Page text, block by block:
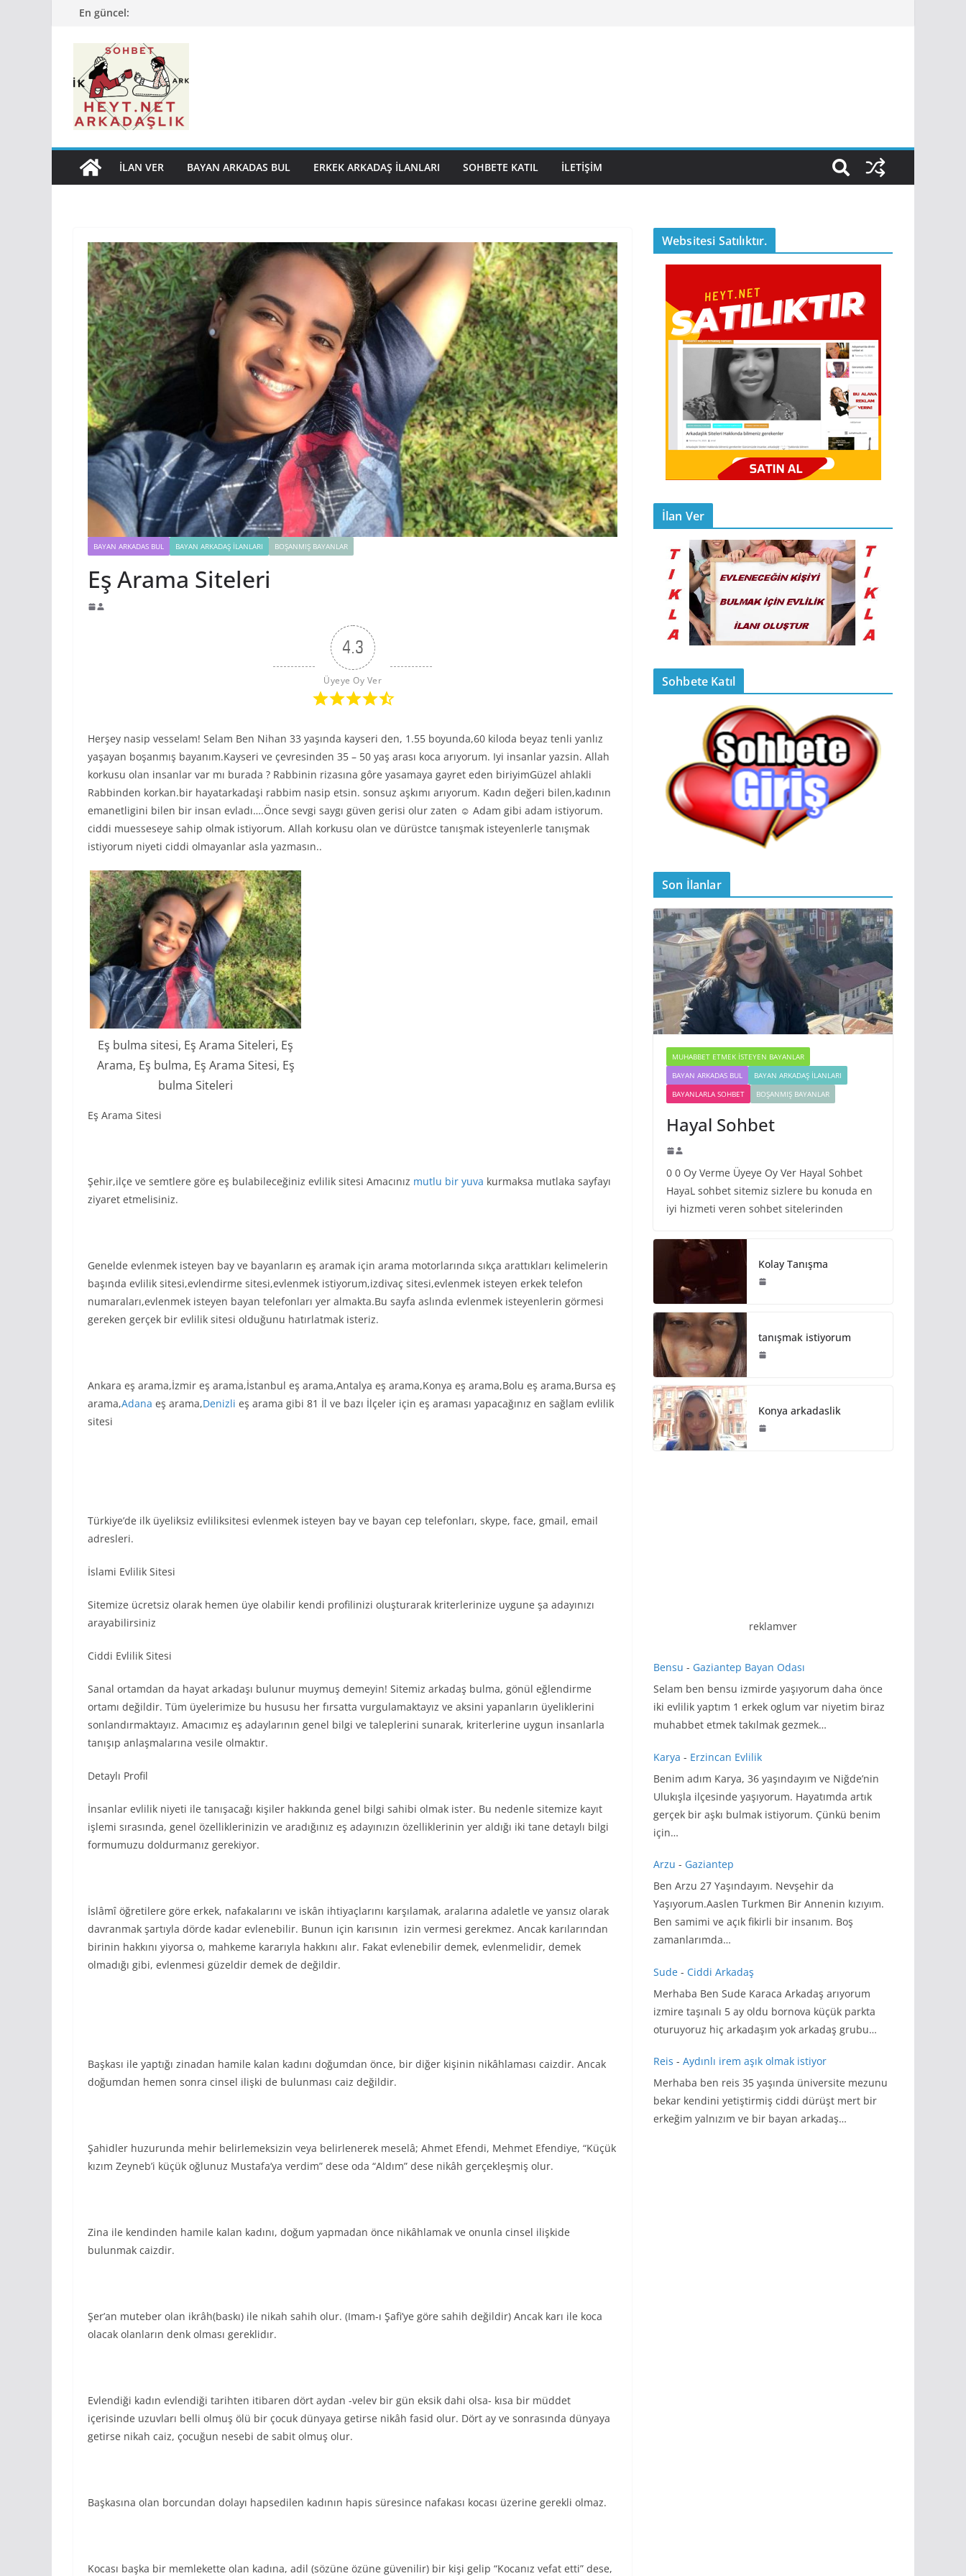
En güncel:
İLAN VER BAYAN ARKADAS BUL ERKEK ARKADAŞ İLANLARI SOHBETE KATIL İLETIŞIM
BAYAN ARKADAS BUL BAYAN ARKADAŞ İLANLARI BOŞANMIŞ BAYANLAR
Eş Arama Siteleri
4.3
Üyeye Oy Ver
Herşey nasip vesselam! Selam Ben Nihan 33 yaşında kayseri den, 1.55 boyunda,60 kiloda beyaz tenli yanlız
yaşayan boşanmış bayanım.Kayseri ve çevresinden 35 – 50 yaş arası koca arıyorum. Iyi insanlar yazsin. Allah
korkusu olan insanlar var mı burada ? Rabbinin rizasına gôre yasamaya gayret eden biriyimGüzel ahlakli
Rabbinden korkan.bir hayatarkadaşi rabbim nasip etsin. sonsuz aşkımı arıyorum. Kadın değeri bilen,kadının
emanetligini bilen bir insan evladı….Önce sevgi saygı güven gerisi olur zaten ☺️ Adam gibi adam istiyorum.
ciddi muesseseye sahip olmak istiyorum. Allah korkusu olan ve dürüstce tanışmak isteyenlerle tanışmak
istiyorum niyeti ciddi olmayanlar asla yazmasın..
Eş bulma sitesi, Eş Arama Siteleri, Eş
Arama, Eş bulma, Eş Arama Sitesi, Eş
bulma Siteleri
Eş Arama Sitesi
Şehir,ilçe ve semtlere göre eş bulabileceğiniz evlilik sitesi Amacınız mutlu bir yuva kurmaksa mutlaka sayfayı
ziyaret etmelisiniz.
Genelde evlenmek isteyen bay ve bayanların eş aramak için arama motorlarında sıkça arattıkları kelimelerin
başında evlilik sitesi,evlendirme sitesi,evlenmek istiyorum,izdivaç sitesi,evlenmek isteyen erkek telefon
numaraları,evlenmek isteyen bayan telefonları yer almakta.Bu sayfa aslında evlenmek isteyenlerin görmesi
gereken gerçek bir evlilik sitesi olduğunu hatırlatmak isteriz.
Ankara eş arama,İzmir eş arama,İstanbul eş arama,Antalya eş arama,Konya eş arama,Bolu eş arama,Bursa eş
arama,Adana eş arama,Denizli eş arama gibi 81 İl ve bazı İlçeler için eş araması yapacağınız en sağlam evlilik
sitesi
Türkiye’de ilk üyeliksiz evliliksitesi evlenmek isteyen bay ve bayan cep telefonları, skype, face, gmail, email
adresleri.
İslami Evlilik Sitesi
Sitemize ücretsiz olarak hemen üye olabilir kendi profilinizi oluşturarak kriterlerinize uygune şa adayınızı
arayabilirsiniz
Ciddi Evlilik Sitesi
Sanal ortamdan da hayat arkadaşı bulunur muymuş demeyin! Sitemiz arkadaş bulma, gönül eğlendirme
ortamı değildir. Tüm üyelerimize bu hususu her fırsatta vurgulamaktayız ve aksini yapanların üyeliklerini
sonlandırmaktayız. Amacımız eş adaylarının genel bilgi ve taleplerini sunarak, kriterlerine uygun insanlarla
tanışıp anlaşmalarına vesile olmaktır.
Detaylı Profil
İnsanlar evlilik niyeti ile tanışacağı kişiler hakkında genel bilgi sahibi olmak ister. Bu nedenle sitemize kayıt
işlemi sırasında, genel özelliklerinizin ve aradığınız eş adayınızın özelliklerinin yer aldığı iki tane detaylı bilgi
formumuzu doldurmanız gerekiyor.
İslâmî öğretilere göre erkek, nafakalarını ve iskân ihtiyaçlarını karşılamak, aralarına adaletle ve yansız olarak
davranmak şartıyla dörde kadar evlenebilir. Bunun için karısının izin vermesi gerekmez. Ancak karılarından
birinin hakkını yiyorsa o, mahkeme kararıyla hakkını alır. Fakat evlenebilir demek, evlenmelidir, demek
olmadığı gibi, evlenmesi güzeldir demek de değildir.
Başkası ile yaptığı zinadan hamile kalan kadını doğumdan önce, bir diğer kişinin nikâhlaması caizdir. Ancak
doğumdan hemen sonra cinsel ilişki de bulunması caiz değildir.
Şahidler huzurunda mehir belirlemeksizin veya belirlenerek meselâ; Ahmet Efendi, Mehmet Efendiye, “Küçük
kızım Zeyneb’i küçük oğlunuz Mustafa’ya verdim” dese oda “Aldım” dese nikâh gerçekleşmiş olur.
Zina ile kendinden hamile kalan kadını, doğum yapmadan önce nikâhlamak ve onunla cinsel ilişkide
bulunmak caizdir.
Şer’an muteber olan ikrâh(baskı) ile nikah sahih olur. (Imam-ı Şafi’ye göre sahih değildir) Ancak karı ile koca
olacak olanların denk olması gereklidır.
Evlendiği kadın evlendiği tarihten itibaren dört aydan -velev bir gün eksik dahi olsa- kısa bir müddet
içerisinde uzuvları belli olmuş ölü bir çocuk dünyaya getirse nikâh fasid olur. Dört ay ve sonrasında dünyaya
getirse nikah caiz, çocuğun nesebi de sabit olmuş olur.
Başkasına olan borcundan dolayı hapsedilen kadının hapis süresince nafakası kocası üzerine gerekli olmaz.
Kocası başka bir memlekette olan kadına, adil (sözüne özüne güvenilir) bir kişi gelip “Kocanız vefat etti” dese,
Websitesi Satılıktır.
İlan Ver
Sohbete Katıl
Son İlanlar
MUHABBET ETMEK İSTEYEN BAYANLAR
BAYAN ARKADAS BUL
BAYAN ARKADAŞ İLANLARI
BAYANLARLA SOHBET
BOŞANMIŞ BAYANLAR
Hayal Sohbet
0 0 Oy Verme Üyeye Oy Ver Hayal Sohbet
HayaL sohbet sitemiz sizlere bu konuda en
iyi hizmeti veren sohbet sitelerinden
Kolay Tanışma
tanışmak istiyorum
Konya arkadaslik
reklamver
Bensu - Gaziantep Bayan Odası
Selam ben bensu izmirde yaşıyorum daha önce
iki evlilik yaptım 1 erkek oglum var niyetim biraz
muhabbet etmek takılmak gezmek…
Karya - Erzincan Evlilik
Benim adım Karya, 36 yaşındayım ve Niğde’nin
Ulukışla ilçesinde yaşıyorum. Hayatımda artık
gerçek bir aşkı bulmak istiyorum. Çünkü benim
için…
Arzu - Gaziantep
Ben Arzu 27 Yaşındayım. Nevşehir da
Yaşıyorum.Aaslen Turkmen Bir Annenin kızıyım.
Ben samimi ve açık fikirli bir insanım. Boş
zamanlarımda…
Sude - Ciddi Arkadaş
Merhaba Ben Sude Karaca Arkadaş arıyorum
izmire taşınalı 5 ay oldu bornova küçük parkta
oturuyoruz hiç arkadaşım yok arkadaş grubu…
Reis - Aydınlı irem aşık olmak istiyor
Merhaba ben reis 35 yaşında üniversite mezunu
bekar kendini yetiştirmiş ciddi dürüşt mert bir
erkeğim yalnızım ve bir bayan arkadaş…